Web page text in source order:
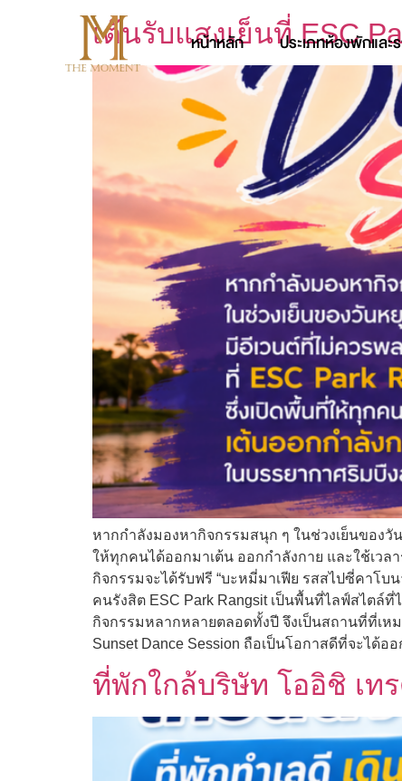
หน้าหลัก ประเภทห้องพักและ
เต้นรับแสงเย็นที่ ESC
หากกำลังมองหากิจกรรมสนุก ๆ ในช่วงเย็นของวั
ให้ทุกคนได้ออกมาเต้น ออกกำลังกาย และใช้เวล
กิจกรรมจะได้รับฟรี “บะหมี่มาเฟีย รสสไปซี่คาโบ
คนรังสิต ESC Park Rangsit เป็นพื้นที่ไลฟ์สไตล์
กิจกรรมหลากหลายตลอดทั้งปี จึงเป็นสถานที่ที่เห
Sunset Dance Session ถือเป็นโอกาสดีที่จะได้
ที่พักใกล้บริษัท โออิชิ เท